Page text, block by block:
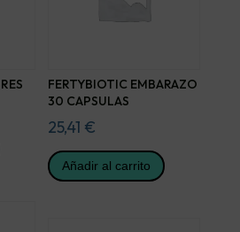
FERTYBIOTIC EMBARAZO
30 CAPSULAS
25,41 €
Añadir al carrito